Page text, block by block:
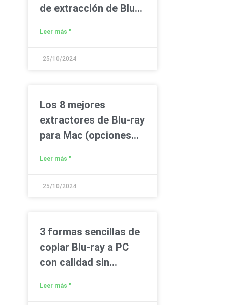
de extracción de Blu-
Leer más "
25/10/2024
Los 8 mejores
extractores de Blu-ray
para Mac (opciones
Leer más "
25/10/2024
3 formas sencillas de
copiar Blu-ray a PC
con calidad sin
Leer más "